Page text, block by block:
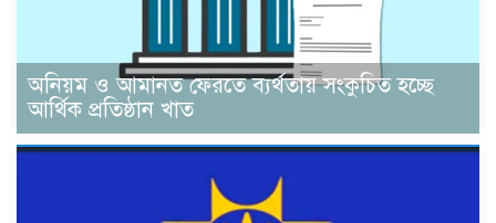
অনিয়ম ও আমানত ফেরতে ব্যর্থতায় সংকুচিত হচ্ছে
আর্থিক প্রতিষ্ঠান খাত